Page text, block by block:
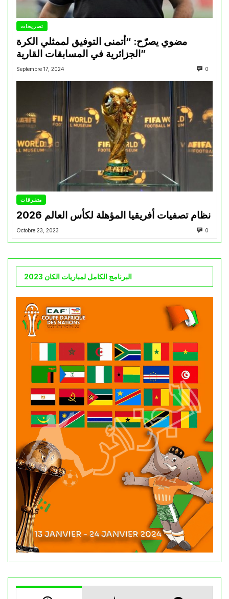
تصريحات
مضوي يصرّح: “أتمنى التوفيق لممثلي الكرة
الجزائرية في المسابقات القارية”
Septembre 17, 2024 0
متفرقات
نظام تصفيات أفريقيا المؤهلة لكأس العالم 2026
Octobre 23, 2023 0
البرنامج الكامل لمباريات الكان 2023